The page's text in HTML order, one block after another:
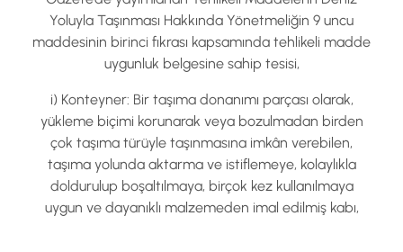
Yoluyla Taşınması Hakkında Yönetmeliğin 9 uncu
maddesinin birinci fıkrası kapsamında tehlikeli madde
uygunluk belgesine sahip tesisi,
i) Konteyner: Bir taşıma donanımı parçası olarak,
yükleme biçimi korunarak veya bozulmadan birden
çok taşıma türüyle taşınmasına imkân verebilen,
taşıma yolunda aktarma ve istiflemeye, kolaylıkla
doldurulup boşaltılmaya, birçok kez kullanılmaya
uygun ve dayanıklı malzemeden imal edilmiş kabı,